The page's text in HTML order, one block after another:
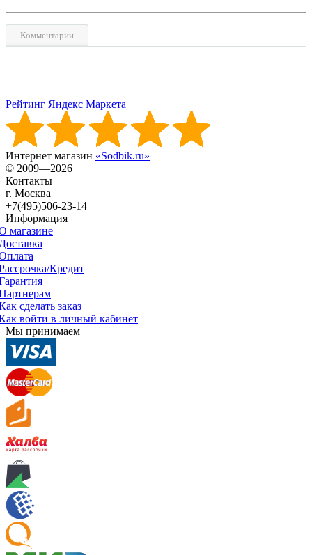
Комментарии
Рейтинг Яндекс Маркета
Интернет магазин «Sodbik.ru»
© 2009—2026
Контакты
г. Москва
+7(495)506-23-14
Информация
магазине
Кредит
сделать заказ
войти в личный кабинет
Мы принимаем